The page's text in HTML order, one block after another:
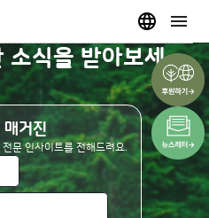
소식을 받아보세
거진
문 인사이트를 전해드려요.